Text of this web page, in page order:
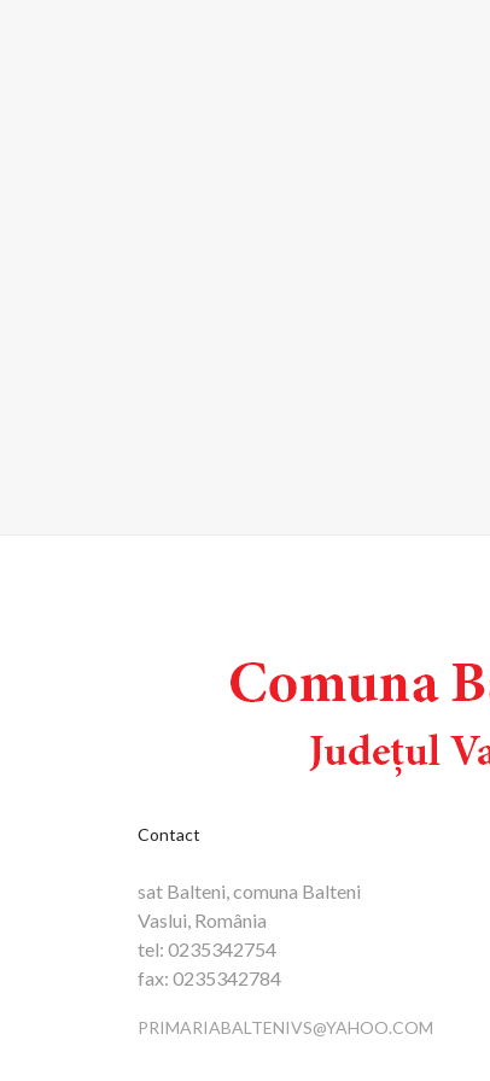
Contact
sat Balteni, comuna Balteni
Vaslui, România
tel: 0235342754
fax: 0235342784
PRIMARIABALTENIVS@YAHOO.COM